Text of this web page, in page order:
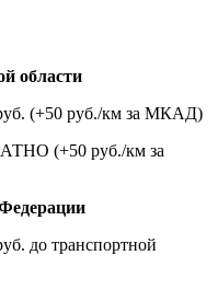
области
(+50 руб./км за МКАД)
(+50 руб./км за
до транспортной